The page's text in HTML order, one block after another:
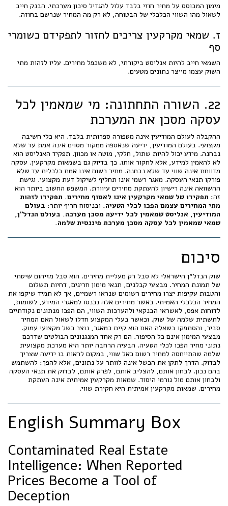
מימון המבוסס על מחיר חוזי בלבד עלול להגדיל סיכון מערכתי. הבנק חייב
לשאול מהו השווי הכלכלי של הבטוחה, לא רק מה המחיר שנרשם בחוזה.
ז. שמאי מקרקעין צריכים לחזור לתפקידם כשומרי
סף
השמאי חייב להיות אנליסט ביקורתי, לא משכפל מחירים. עליו לזהות מתי
השוק עצמו מייצר נתונים מטעים.
22. השורה התחתונה: מי שמאמין לכל
עסקה מסכן את המערכת
ההקבלה לעולם המודיעין אינה מטפורה ספרותית בלבד. היא כלי חשיבה
מקצועי. בעולם המודיעין, ידיעה שנאספה ממקור מסוים אינה אמת עד שלא
נבחנה. מידע יכול להיות שתול, חלקי, מוטה או מכוון. תפקיד האנליסט הוא
לא להאמין למידע, אלא לחקור אותו. כך בדיוק גם בשמאות מקרקעין. עסקה
מדווחת אינה שווי עד שלא נבחנה. מחיר רשום אינו אמת כלכלית עד שלא
פורקו תנאי העסקה. מאגר רשמי אינו תחליף לשיקול דעת מקצועי. וגישת
ההשוואה אינה רישיון להעתקת מחירים עיוורת. המשפט החשוב ביותר הוא
זה: תפקידו של שמאי מקרקעין אינו לאסוף מחירים. תפקידו לזהות
מתי המחירים עצמם הפכו לכלי הטעיה. ובניסוח חריף יותר: בעולם
המודיעין, אנליסט שמאמין לכל ידיעה מסכן מערכה. בעולם הנדל״ן,
שמאי שמאמין לכל עסקה מסכן מערכת פיננסית שלמה.
סיכום
שוק הנדל״ן הישראלי לא סבל רק מעליית מחירים. הוא סבל מזיהום שיטתי
של תמונת המחיר. מבצעי קבלנים, תנאי מימון חריגים, דחיות תשלום
והטבות עקיפות יצרו מחירים רשומים שנראו רשמיים, אך לא תמיד שיקפו את
המחיר הכלכלי האמיתי. כאשר מחירים אלה נכנסו למאגרי המידע, לשומות,
לדוחות אפס, לאשראי הבנקאי ולהערכות השווי, הם הפכו מנתונים נקודתיים
לתשתית שלמה של שוק. וכאשר בעלי המקצוע חדלו לשאול האם המחיר
סביר, והסתפקו בשאלה האם הוא קיים במאגר, נוצר כשל מקצועי עמוק.
מבצעי המימון אינם כל הסיפור. הם רק אחד המנגנונים הבולטים שדרכם
נתוני מחיר הפכו לכלי הטעיה. הבעיה הרחבה יותר היא מערכת מקצועית
שלמה שהתייחסה למחיר רשום כאל שווי, במקום לראות בו ידיעה שצריך
לבדוק. הדרך לתקן את הכשל אינה לוותר על נתונים, אלא להפך: להשתמש
בהם נכון. לבחון אותם, להצליב אותם, לפרק אותם, לבדוק את תנאי העסקה
ולבחון אותם מול גורמי היסוד. שמאות מקרקעין אמיתית אינה העתקת
מחירים. שמאות מקרקעין אמיתית היא חקירת שווי.
English Summary Box
Contaminated Real Estate
Intelligence: When Reported
Prices Become a Tool of
Deception